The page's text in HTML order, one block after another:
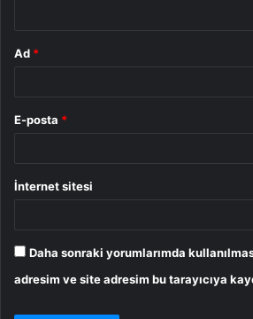
Ad *
E-posta *
İnternet sitesi
Daha sonraki yorumlarımda
adresim ve site adresim bu tarayıcıya